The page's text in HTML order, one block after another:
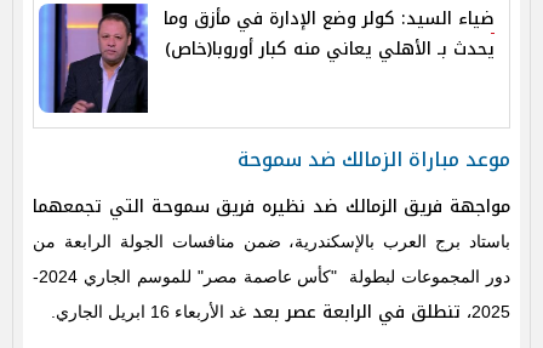
ضياء السيد: كولر وضع الإدارة في مأزق وما
يحدث بـ الأهلي يعاني منه كبار أوروبا(خاص)
موعد مباراة الزمالك ضد سموحة
مواجهة فريق الزمالك ضد نظيره فريق سموحة التي تجمعهما
باستاد برج العرب بالإسكندرية، ضمن منافسات الجولة الرابعة من
دور المجموعات لبطولة "كأس عاصمة مصر" للموسم الجاري 2024-
2025، تنطلق في الرابعة عصر بعد غد الأربعاء 16 ابريل الجاري.